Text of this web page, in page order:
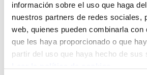
información sobre el uso que haga
nuestros partners de redes sociales,
web, quienes pueden combinarla con
que les haya proporcionado o que
partir del uso que haya hecho de sus
POLÍTICA DE COOKIES
POLÍTICA DE PRIVACIDAD
MAPA